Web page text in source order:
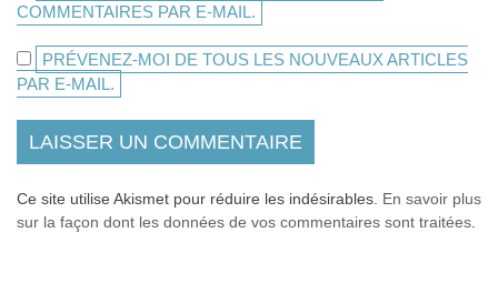
COMMENTAIRES PAR E-MAIL.
PRÉVENEZ-MOI DE TOUS LES NOUVEAUX ARTICLES
PAR E-MAIL.
Ce site utilise Akismet pour réduire les indésirables. En savoir plus
sur la façon dont les données de vos commentaires sont traitées